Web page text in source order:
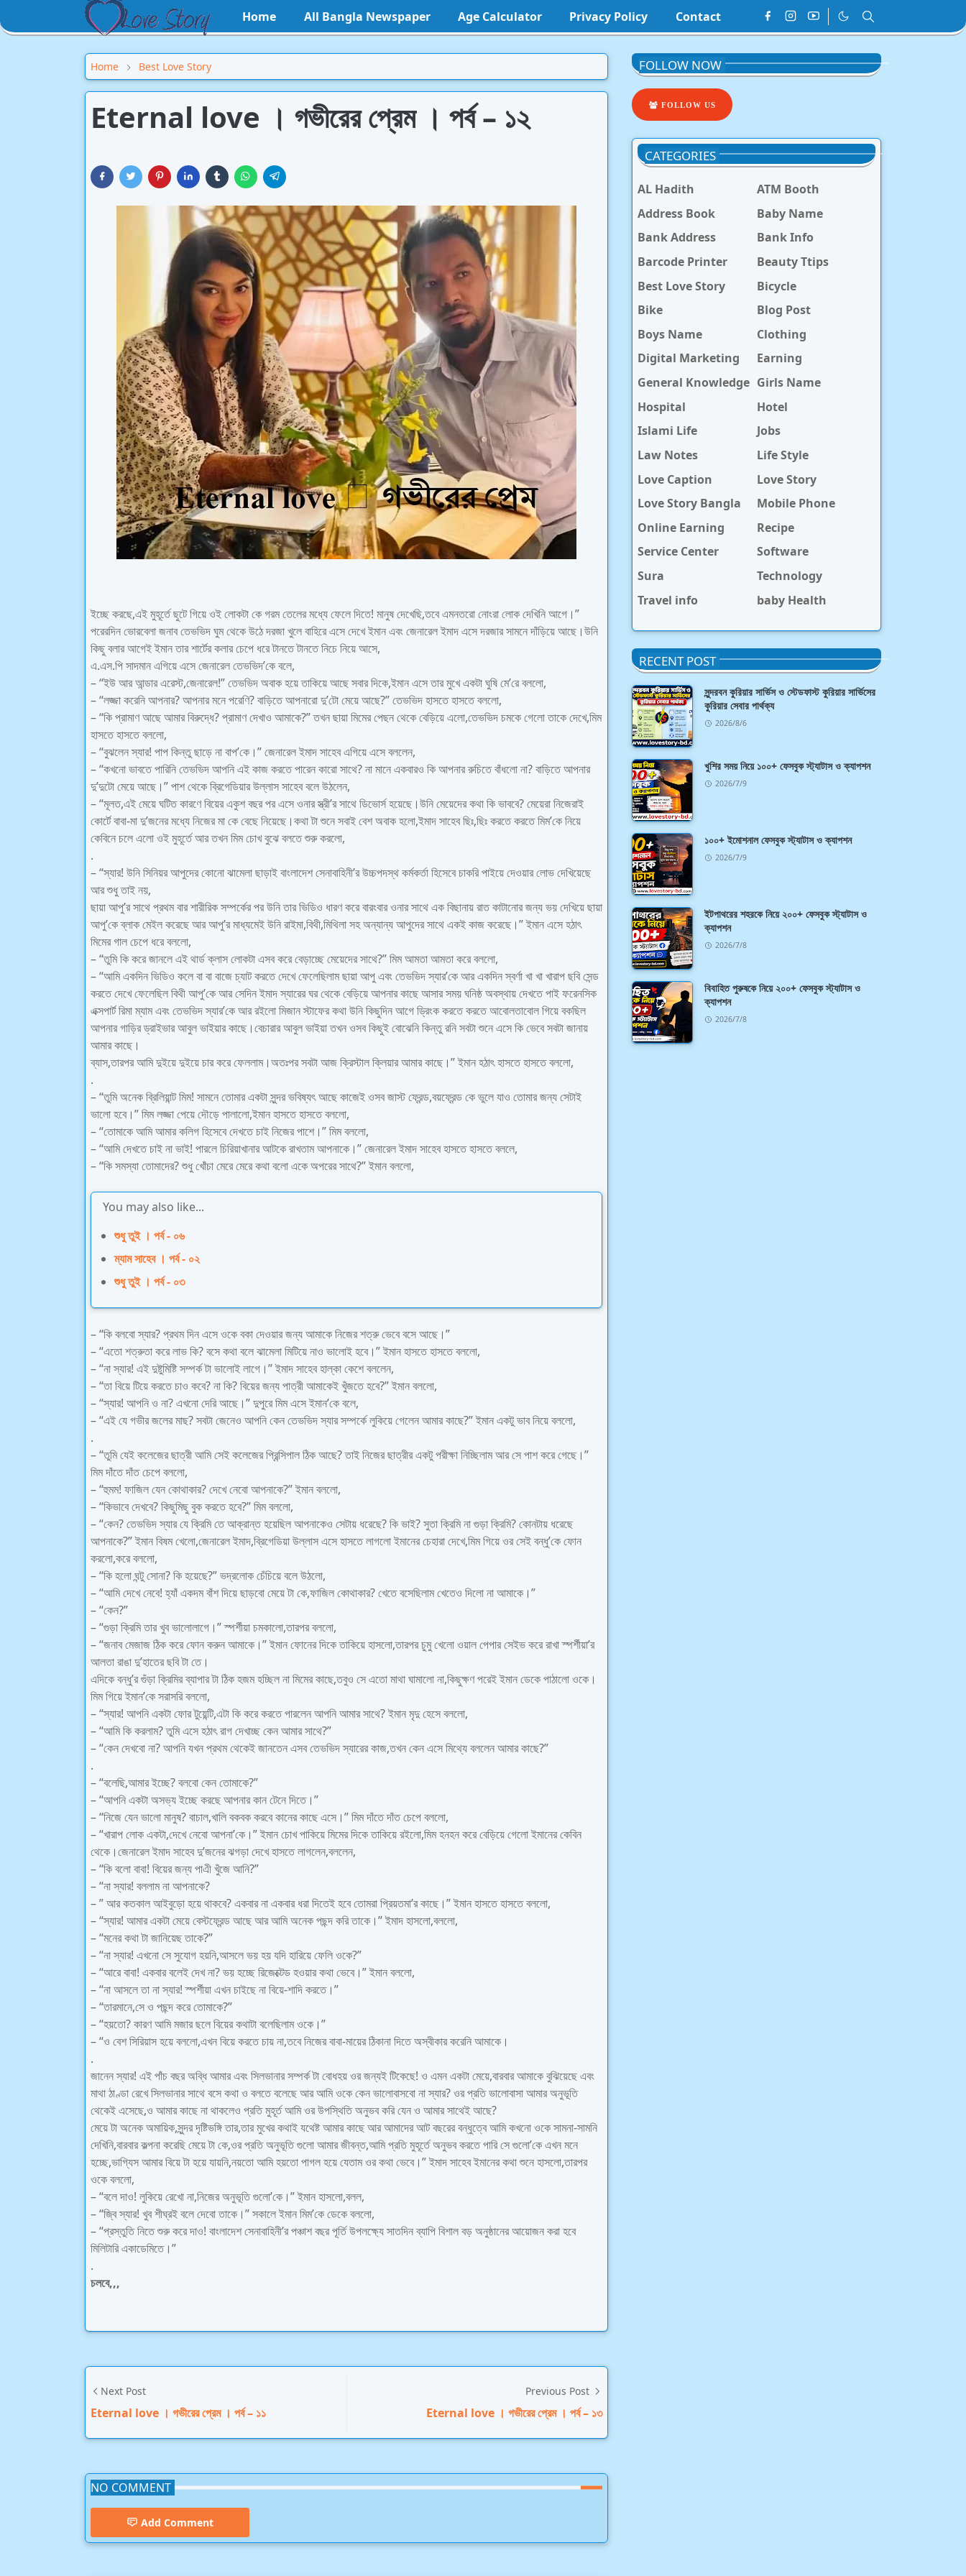
Home All Bangla Newspaper Age Calculator Privacy Policy Contact
Home Best Love Story
Eternal love । গভীরের প্রেম । পর্ব – ১২
ইচ্ছে করছে,এই মুহূর্তে ছুটে গিয়ে ওই লোকটা কে গরম তেলের মধ্যে ফেলে দিতে! মানুষ দেখেছি,তবে এমনতরো নোংরা লোক দেখিনি আগে।”
পরেরদিন ভোরবেলা জনাব তেভভিদ ঘুম থেকে উঠে দরজা খুলে বাহিরে এসে দেখে ইমান এবং জেনারেল ইমাদ এসে দরজার সামনে দাঁড়িয়ে আছে।উনি
কিছু বলার আগেই ইমান তার শার্টের কলার চেপে ধরে টানতে টানতে নিচে নিয়ে আসে,
এ.এস.পি সাদমান এগিয়ে এসে জেনারেল তেভভিদ’কে বলে,
– “ইউ আর আন্ডার এরেস্ট,জেনারেল!” তেভভিদ অবাক হয়ে তাকিয়ে আছে সবার দিকে,ইমান এসে তার মুখে একটা ঘুষি মে’রে বললো,
– “লজ্জা করেনি আপনার? আপনার মনে পরেণি? বাড়িতে আপনারো দু’টো মেয়ে আছে?” তেভভিদ হাসতে হাসতে বললো,
– “কি প্রামাণ আছে আমার বিরুদ্ধে? প্রামাণ দেখাও আমাকে?” তখন ছায়া মিমের পেছন থেকে বেড়িয়ে এলো,তেভভিদ চমকে গেলো তাকে দেখে,মিম
হাসতে হাসতে বললো,
– “বুঝলেন স্যার! পাপ কিন্তু ছাড়ে না বাপ’কে।” জেনারেল ইমাদ সাহেব এগিয়ে এসে বললেন,
– “কখনো ভাবতে পারিনি তেভভিদ আপনি এই কাজ করতে পারেন কারো সাথে? না মানে একবারও কি আপনার রুচিতে বাঁধলো না? বাড়িতে আপনার
দু’দুটো মেয়ে আছে।” পাশ থেকে ব্রিগেডিয়ার উল্লাস সাহেব বলে উঠলেন,
– “মূলত,এই মেয়ে ঘটিত কারণে বিয়ের একুশ বছর পর এসে ওনার স্ত্রী’র সাথে ডিভোর্স হয়েছে।উনি মেয়েদের কথা কি ভাববে? মেয়েরা নিজেরাই
কোর্টে বাবা-মা দু’জনের মধ্যে নিজের মা কে বেছে নিয়েছে।কথা টা শুনে সবাই বেশ অবাক হলো,ইমাদ সাহেব ছিঃ,ছিঃ করতে করতে মিম’কে নিয়ে
কেবিনে চলে এলো ওই মুহূর্তে আর তখন মিম চোখ বুঝে বলতে শুরু করলো,
.
– “স্যার! উনি সিনিয়র আপুদের কোনো ঝামেলা ছাড়াই বাংলাদেশ সেনাবাহিনী’র উচ্চপদস্থ কর্মকর্তা হিসেবে চাকরি পাইয়ে দেওয়ার লোভ দেখিয়েছে
আর শুধু তাই নয়,
ছায়া আপু’র সাথে প্রথম বার শারীরিক সম্পর্কের পর উনি তার ভিডিও ধারণ করে বারংবার ওনার সাথে এক বিছানায় রাত কাটানোর জন্য ভয় দেখিয়ে ছায়া
আপু’কে ব্লাক মেইল করেছে আর আপু’র মাধ্যমেই উনি রাইমা,বিথী,মিথিলা সহ অন্যান্য আপুদের সাথে একই কাজ করেছে।” ইমান এসে হঠাৎ
মিমের গাল চেপে ধরে বললো,
– “তুমি কি করে জানলে এই থার্ড ক্লাস লোকটা এসব করে বেড়াচ্ছে মেয়েদের সাথে?” মিম আমতা আমতা করে বললো,
– “আমি একদিন ভিডিও কলে বা বা বাজে চ্যাট করতে দেখে ফেলেছিলাম ছায়া আপু এবং তেভভিদ স্যার’কে আর একদিন স্বর্ণা খা খা খারাপ ছবি সেন্ড
করতে দেখে ফেলেছিল বিথী আপু’কে আর সেদিন ইমাদ স্যারের ঘর থেকে বেড়িয়ে আপনার কাছে আসার সময় ঘনিষ্ঠ অবস্থায় দেখতে পাই ফরেনসিক
এক্সপার্ট রিমা ম্যাম এবং তেভভিদ স্যার’কে আর রইলো মিজান স্টাফের কথা উনি কিছুদিন আগে ড্রিংক করতে করতে আবোলতাবোল গিয়ে বকছিল
আপনার গাড়ির ড্রাইভার আবুল ভাইয়ার কাছে।বেচারার আবুল ভাইয়া তখন ওসব কিছুই বোঝেনি কিন্তু রনি সবটা শুনে এসে কি ভেবে সবটা জানায়
আমার কাছে।
ব্যাস,তারপর আমি দুইয়ে দুইয়ে চার করে ফেললাম।অতঃপর সবটা আজ ক্রিস্টাল ক্লিয়ার আমার কাছে।” ইমান হঠাৎ হাসতে হাসতে বললো,
.
– “তুমি অনেক ব্রিলিয়ান্ট মিম! সামনে তোমার একটা সুন্দর ভবিষ্যৎ আছে কাজেই ওসব জাস্ট ফ্রেন্ড,বয়ফ্রেন্ড কে ভুলে যাও তোমার জন্য সেটাই
ভালো হবে।” মিম লজ্জা পেয়ে দৌড়ে পালালো,ইমান হাসতে হাসতে বললো,
– “তোমাকে আমি আমার কলিগ হিসেবে দেখতে চাই নিজের পাশে।” মিম বললো,
– “আমি দেখতে চাই না ভাই! পারলে চিরিয়াখানার আটকে রাখতাম আপনাকে।” জেনারেল ইমাদ সাহেব হাসতে হাসতে বললে,
– “কি সমস্যা তোমাদের? শুধু খোঁচা মেরে মেরে কথা বলো একে অপরের সাথে?” ইমান বললো,
You may also like...
শুধু তুই । পর্ব - ০৬
ম্যাম সাহেব । পর্ব - ০২
শুধু তুই । পর্ব - ০৩
– “কি বলবো স্যার? প্রথম দিন এসে ওকে বকা দেওয়ার জন্য আমাকে নিজের শত্রু ভেবে বসে আছে।”
– “এতো শত্রুতা করে লাভ কি? বসে কথা বলে ঝামেলা মিটিয়ে নাও ভালোই হবে।” ইমান হাসতে হাসতে বললো,
– “না স্যার! এই দুষ্টুমিষ্টি সম্পর্ক টা ভালোই লাগে।” ইমাদ সাহেব হাল্কা কেশে বললেন,
– “তা বিয়ে টিয়ে করতে চাও কবে? না কি? বিয়ের জন্য পাত্রী আমাকেই খুঁজতে হবে?” ইমান বললো,
– “স্যার! আপনি ও না? এখনো দেরি আছে।” দুপুরে মিম এসে ইমান’কে বলে,
– “এই যে গভীর জলের মাছ? সবটা জেনেও আপনি কেন তেভভিদ স্যার সম্পর্কে লুকিয়ে গেলেন আমার কাছে?” ইমান একটু ভাব নিয়ে বললো,
.
– “তুমি যেই কলেজের ছাত্রী আমি সেই কলেজের প্রিন্সিপাল ঠিক আছে? তাই নিজের ছাত্রীর একটু পরীক্ষা নিচ্ছিলাম আর সে পাশ করে গেছে।”
মিম দাঁতে দাঁত চেপে বললো,
– “হুমম! ফাজিল যেন কোথাকার? দেখে নেবো আপনাকে?” ইমান বললো,
– “কিভাবে দেখবে? কিছুমিছু বুক করতে হবে?” মিম বললো,
– “কেন? তেভভিদ স্যার যে ক্রিমি তে আক্রান্ত হয়েছিল আপনাকেও সেটায় ধরেছে? কি ভাই? সুতা ক্রিমি না গুড়া ক্রিমি? কোনটায় ধরেছে
আপনাকে?” ইমান বিষম খেলো,জেনারেল ইমাদ,ব্রিগেডিয়া উল্লাস এসে হাসতে লাগলো ইমানের চেহারা দেখে,মিম গিয়ে ওর সেই বন্ধু’কে ফোন
করলো,করে বললো,
– “কি হলো ঘন্টু সোনা? কি হয়েছে?” ভদ্রলোক চেঁচিয়ে বলে উঠলো,
– “আমি দেখে নেবে! হ্যাঁ একদম বাঁশ দিয়ে ছাড়বো মেয়ে টা কে,ফাজিল কোথাকার? খেতে বসেছিলাম খেতেও দিলো না আমাকে।”
– “কেন?”
– “গুড়া ক্রিমি তার খুব ভালোলাগে।” স্পর্শীয়া চমকালো,তারপর বললো,
– “জনাব মেজাজ ঠিক করে ফোন করুন আমাকে।” ইমান ফোনের দিকে তাকিয়ে হাসলো,তারপর চুমু খেলো ওয়াল পেপার সেইভ করে রাখা স্পর্শীয়া’র
আলতা রাঙা দু’হাতের ছবি টা তে।
এদিকে বন্ধু’র গুঁড়া ক্রিমির ব্যাপার টা ঠিক হজম হচ্ছিল না মিমের কাছে,তবুও সে এতো মাথা ঘামালো না,কিছুক্ষণ পরেই ইমান ডেকে পাঠালো ওকে।
মিম গিয়ে ইমান’কে সরাসরি বললো,
– “স্যার! আপনি একটা ফোর টুয়েন্টি,এটা কি করে করতে পারলেন আপনি আমার সাথে? ইমান মৃদু হেসে বললো,
– “আমি কি করলাম? তুমি এসে হঠাৎ রাগ দেখাচ্ছ কেন আমার সাথে?”
– “কেন দেখবো না? আপনি যখন প্রথম থেকেই জানতেন এসব তেভভিদ স্যারের কাজ,তখন কেন এসে মিথ্যে বললেন আমার কাছে?”
.
– “বলেছি,আমার ইচ্ছে? বলবো কেন তোমাকে?”
– “আপনি একটা অসভ্য ইচ্ছে করছে আপনার কান টেনে দিতে।”
– “নিজে যেন ভালো মানুষ? বাচাল,খালি বকবক করবে কানের কাছে এসে।” মিম দাঁতে দাঁত চেপে বললো,
– “খারাপ লোক একটা,দেখে নেবো আপনা’কে।” ইমান চোখ পাকিয়ে মিমের দিকে তাকিয়ে রইলো,মিম হনহন করে বেড়িয়ে গেলো ইমানের কেবিন
থেকে।জেনারেল ইমাদ সাহেব দু’জনের ঝগড়া দেখে হাসতে লাগলেন,বললেন,
– “কি বলো বাবা! বিয়ের জন্য পাএী খুঁজে আনি?”
– “না স্যার! বললাম না আপনাকে?
– ” আর কতকাল আইবুড়ো হয়ে থাকবে? একবার না একবার ধরা দিতেই হবে তোমরা প্রিয়তমা’র কাছে।” ইমান হাসতে হাসতে বললো,
– “স্যার! আমার একটা মেয়ে বেস্টফ্রেন্ড আছে আর আমি অনেক পছন্দ করি তাকে।” ইমাদ হাসলো,বললো,
– “মনের কথা টা জানিয়েছ তাকে?”
– “না স্যার! এখনো সে সুযোগ হয়নি,আসলে ভয় হয় যদি হারিয়ে ফেলি ওকে?”
– “আরে বাবা! একবার বলেই দেখ না? ভয় হচ্ছে রিজেক্টেড হওয়ার কথা ভেবে।” ইমান বললো,
– “না আসলে তা না স্যার! স্পর্শীয়া এখন চাইছে না বিয়ে-শাদি করতে।”
– “তারমানে,সে ও পছন্দ করে তোমাকে?”
– “হয়তো? কারণ আমি মজার ছলে বিয়ের কথাটা বলেছিলাম ওকে।”
– “ও বেশ সিরিয়াস হয়ে বললো,এখন বিয়ে করতে চায় না,তবে নিজের বাবা-মায়ের ঠিকানা দিতে অস্বীকার করেনি আমাকে।
.
জানেন স্যার! এই পাঁচ বছর অব্ধি আমার এবং সিলভানার সম্পর্ক টা বোধহয় ওর জন্যই টিকেছে! ও এমন একটা মেয়ে,বারবার আমাকে বুঝিয়েছে এবং
মাথা ঠাণ্ডা রেখে সিলভানার সাথে বসে কথা ও বলতে বলেছে আর আমি ওকে কেন ভালোবাসবো না স্যার? ওর প্রতি ভালোবাসা আমার অনুভূতি
থেকেই এসেছে,ও আমার কাছে না থাকলেও প্রতি মুহূর্ত আমি ওর উপস্থিতি অনুভব করি যেন ও আমার সাথেই আছে?
মেয়ে টা অনেক অমায়িক,সুন্দর দৃষ্টিভঙ্গি তার,তার মুখের কথাই যথেষ্ট আমার কাছে আর আমাদের আট বছরের বন্ধুত্বে আমি কখনো ওকে সামনা-সামনি
দেখিনি,বারবার কল্পনা করেছি মেয়ে টা কে,ওর প্রতি অনুভূতি গুলো আমার জীবন্ত,আমি প্রতি মুহূর্তে অনুভব করতে পারি সে গুলো’কে এখন মনে
হচ্ছে,ভাগ্যিস আমার বিয়ে টা হয়ে যায়নি,নয়তো আমি হয়তো পাগল হয়ে যেতাম ওর কথা ভেবে।” ইমাদ সাহেব ইমানের কথা শুনে হাসলো,তারপর
ওকে বললো,
– “বলে দাও! লুকিয়ে রেখো না,নিজের অনুভূতি গুলো’কে।” ইমান হাসলো,বলল,
– “জ্বি স্যার! খুব শীঘ্রই বলে দেবো তাকে।” সকালে ইমান মিম’কে ডেকে বললো,
– “প্রস্তুতি নিতে শুরু করে দাও! বাংলাদেশ সেনাবাহিনী’র পঞ্চাশ বছর পূর্তি উপলক্ষ্যে সাতদিন ব্যাপি বিশাল বড় অনুষ্ঠানের আয়োজন করা হবে
মিলিটারি একাডেমিতে।”
.
চলবে,,,
Next Post
Eternal love । গভীরের প্রেম । পর্ব – ১১
Previous Post
Eternal love । গভীরের প্রেম । পর্ব – ১৩
NO COMMENT
Add Comment
FOLLOW NOW
FOLLOW US
CATEGORIES
AL Hadith
ATM Booth
Address Book
Baby Name
Bank Address
Bank Info
Barcode Printer
Beauty Ttips
Best Love Story
Bicycle
Bike
Blog Post
Boys Name
Clothing
Digital Marketing
Earning
General Knowledge Girls Name
Hospital
Hotel
Islami Life
Jobs
Law Notes
Life Style
Love Caption
Love Story
Love Story Bangla
Mobile Phone
Online Earning
Recipe
Service Center
Software
Sura
Technology
Travel info
baby Health
RECENT POST
সুন্দরবন কুরিয়ার সার্ভিস ও স্টেডফাস্ট কুরিয়ার সার্ভিসের
কুরিয়ার সেবার পার্থক্য
2026/8/6
খুশির সময় নিয়ে ১০০+ ফেসবুক স্ট্যাটাস ও ক্যাপশন
2026/7/9
১০০+ ইমোশনাল ফেসবুক স্ট্যাটাস ও ক্যাপশন
2026/7/9
ইটপাথরের শহরকে নিয়ে ২০০+ ফেসবুক স্ট্যাটাস ও
ক্যাপশন
2026/7/8
বিবাহিত পুরুষকে নিয়ে ২০০+ ফেসবুক স্ট্যাটাস ও
ক্যাপশন
2026/7/8